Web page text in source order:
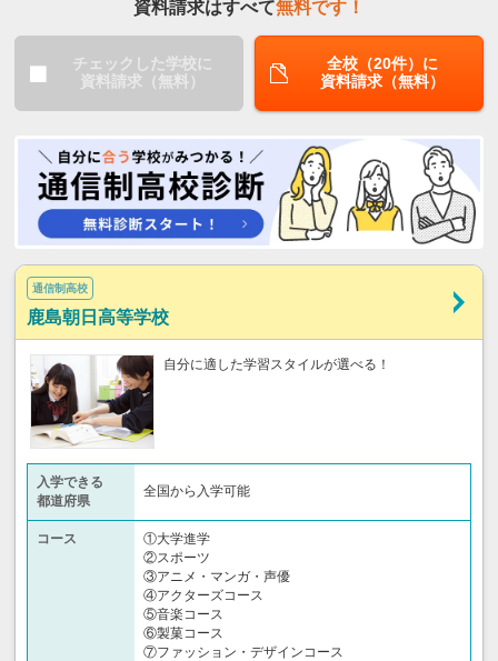
資料請求はすべて無料です！
チェックした学校に
資料請求（無料）
全校（20件）に
資料請求（無料）
通信制高校
鹿島朝日高等学校
自分に適した学習スタイルが選べる！
入学できる
都道府県
全国から入学可能
コース
①大学進学
②スポーツ
③アニメ・マンガ・声優
④アクターズコース
⑤音楽コース
⑥製菓コース
⑦ファッション・デザインコース